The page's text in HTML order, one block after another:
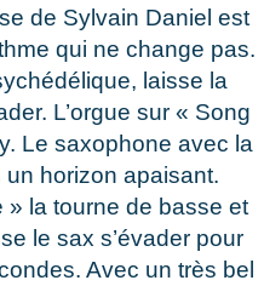
de Sylvain Daniel est
qui ne change pas.
laisse la
L’orgue sur « Song
Le saxophone avec la
horizon apaisant.
la tourne de basse et
le sax s’évader pour
Avec un très bel